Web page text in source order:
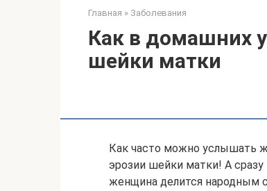
Главная » Заболевания
Как в домашних
шейки матки
Как часто можно услышать
эрозии шейки матки! А сразу
женщина делится народным